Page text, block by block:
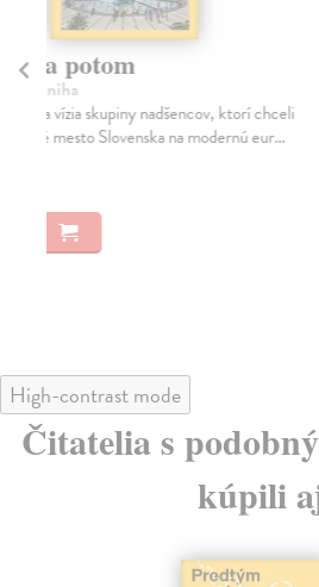
Město a jeho nejisté zdi
Murakami Haruki
Ty jsi to byla, kdo mi vyprávěl o tom
jeho nejisté zdi – dlouho očekávaný
31,21 €
32,85 €
High-contrast mode
Čitatelia s
kúpili